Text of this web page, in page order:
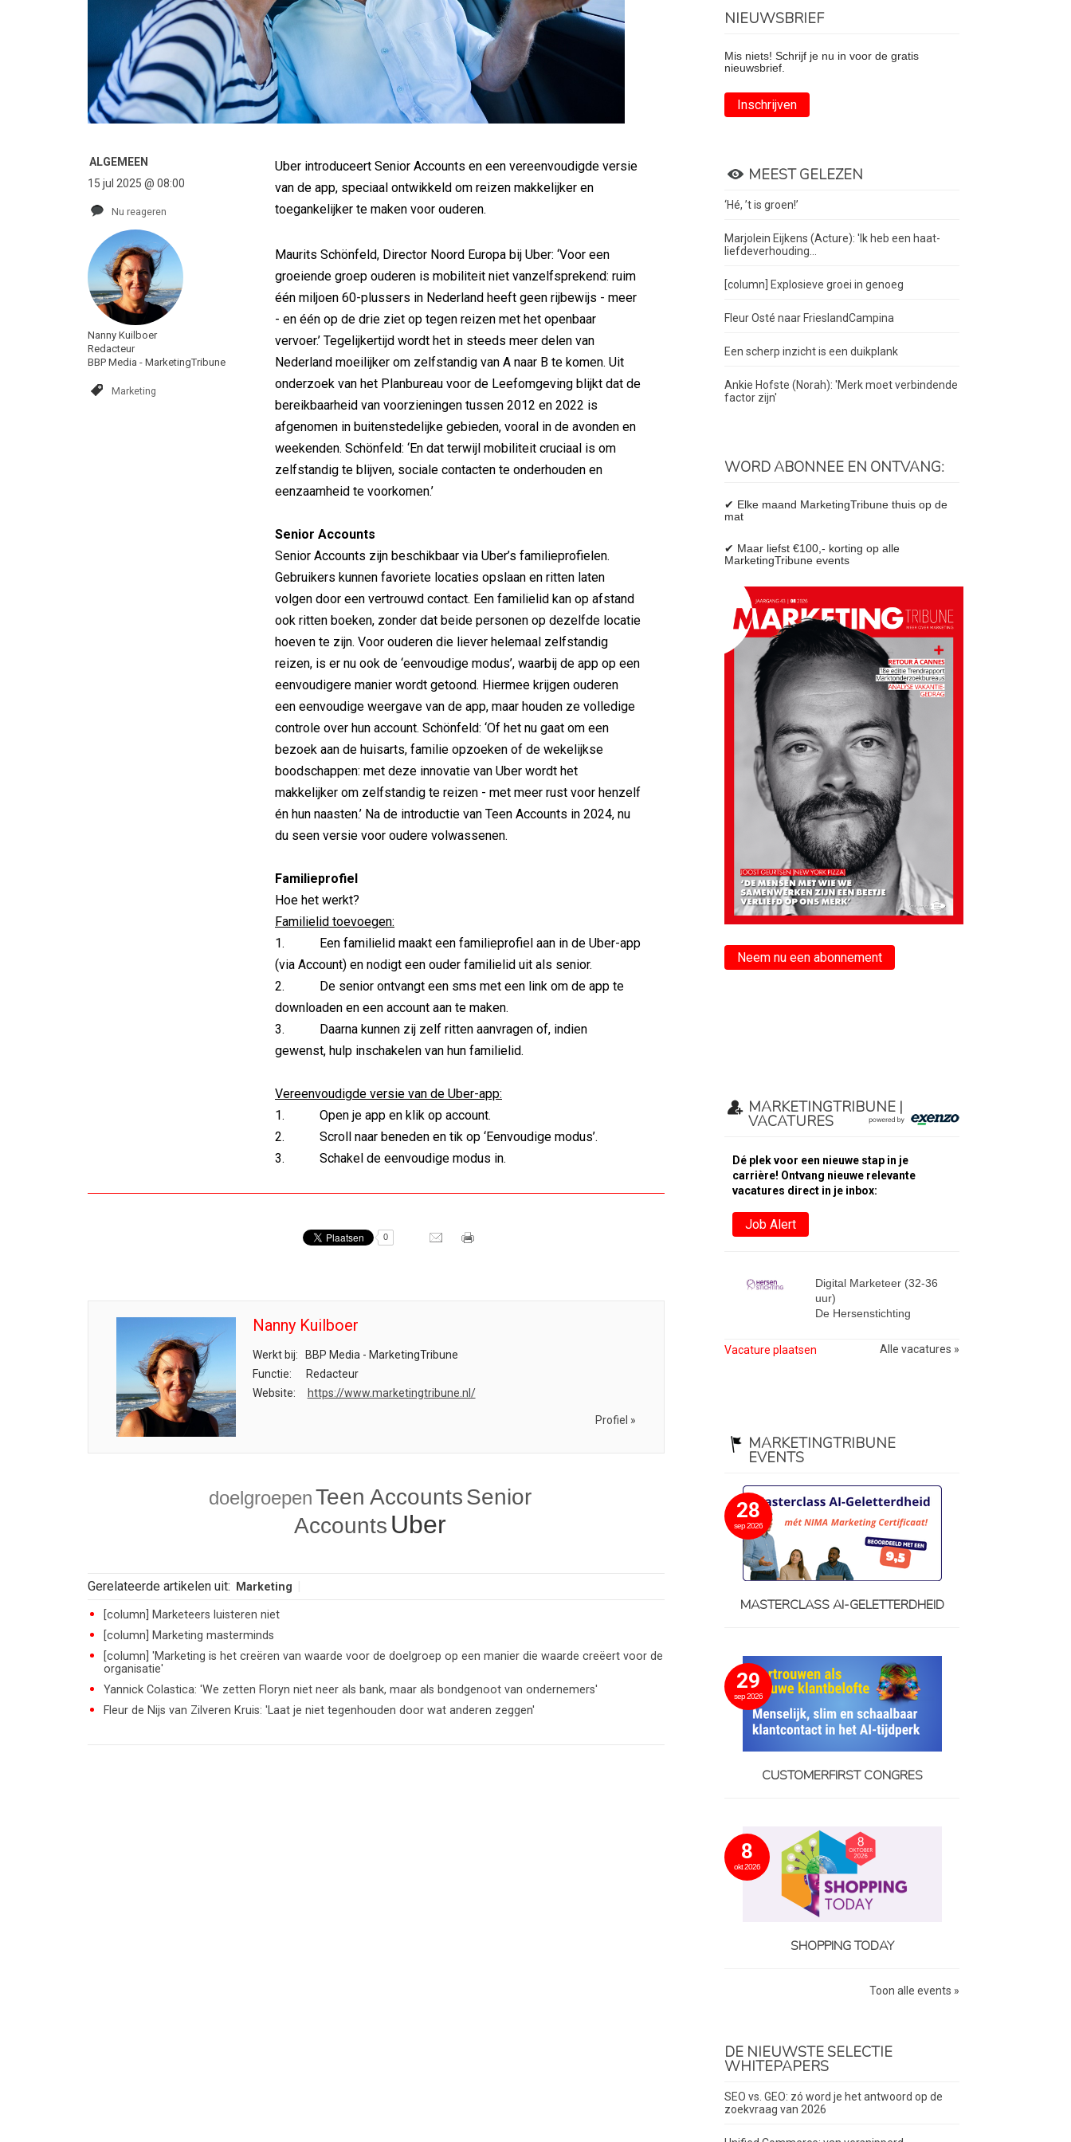
ALGEMEEN
15 jul 2025 @ 08:00
Nu reageren
Nanny Kuilboer
Redacteur
BBP Media - MarketingTribune
Marketing
Uber introduceert Senior Accounts en een vereenvoudigde versie
van de app, speciaal ontwikkeld om reizen makkelijker en
toegankelijker te maken voor ouderen.
Maurits Schönfeld, Director Noord Europa bij Uber: ‘Voor een
groeiende groep ouderen is mobiliteit niet vanzelfsprekend: ruim
één miljoen 60-plussers in Nederland heeft geen rijbewijs - meer
- en één op de drie ziet op tegen reizen met het openbaar
vervoer.’ Tegelijkertijd wordt het in steeds meer delen van
Nederland moeilijker om zelfstandig van A naar B te komen. Uit
onderzoek van het Planbureau voor de Leefomgeving blijkt dat de
bereikbaarheid van voorzieningen tussen 2012 en 2022 is
afgenomen in buitenstedelijke gebieden, vooral in de avonden en
weekenden. Schönfeld: ‘En dat terwijl mobiliteit cruciaal is om
zelfstandig te blijven, sociale contacten te onderhouden en
eenzaamheid te voorkomen.’
Senior Accounts
Senior Accounts zijn beschikbaar via Uber’s familieprofielen.
Gebruikers kunnen favoriete locaties opslaan en ritten laten
volgen door een vertrouwd contact. Een familielid kan op afstand
ook ritten boeken, zonder dat beide personen op dezelfde locatie
hoeven te zijn. Voor ouderen die liever helemaal zelfstandig
reizen, is er nu ook de ‘eenvoudige modus’, waarbij de app op een
eenvoudigere manier wordt getoond. Hiermee krijgen ouderen
een eenvoudige weergave van de app, maar houden ze volledige
controle over hun account. Schönfeld: ‘Of het nu gaat om een
bezoek aan de huisarts, familie opzoeken of de wekelijkse
boodschappen: met deze innovatie van Uber wordt het
makkelijker om zelfstandig te reizen - met meer rust voor henzelf
én hun naasten.’ Na de introductie van Teen Accounts in 2024, nu
du seen versie voor oudere volwassenen.
Familieprofiel
Hoe het werkt?
Familielid toevoegen:
1. Een familielid maakt een familieprofiel aan in de Uber-app
(via Account) en nodigt een ouder familielid uit als senior.
2. De senior ontvangt een sms met een link om de app te
downloaden en een account aan te maken.
3. Daarna kunnen zij zelf ritten aanvragen of, indien
gewenst, hulp inschakelen van hun familielid.
Vereenvoudigde versie van de Uber-app:
1. Open je app en klik op account.
2. Scroll naar beneden en tik op ‘Eenvoudige modus’.
3. Schakel de eenvoudige modus in.
0
Nanny Kuilboer
Werkt bij:
BBP Media - MarketingTribune
Functie:
Redacteur
Website:
https://www.marketingtribune.nl/
Profiel »
doelgroepenTeen AccountsSenior
Accounts Uber
Gerelateerde artikelen uit: Marketing
[column] Marketeers luisteren niet
[column] Marketing masterminds
[column] 'Marketing is het creëren van waarde voor de doelgroep op een manier die waarde creëert voor de
organisatie'
Yannick Colastica: 'We zetten Floryn niet neer als bank, maar als bondgenoot van ondernemers'
Fleur de Nijs van Zilveren Kruis: 'Laat je niet tegenhouden door wat anderen zeggen'
NIEUWSBRIEF
Mis niets! Schrijf je nu in voor de gratis
nieuwsbrief.
Inschrijven
MEEST GELEZEN
‘Hé, ’t is groen!’
Marjolein Eijkens (Acture): 'Ik heb een haat-
liefdeverhouding...
[column] Explosieve groei in genoeg
Fleur Osté naar FrieslandCampina
Een scherp inzicht is een duikplank
Ankie Hofste (Norah): 'Merk moet verbindende
factor zijn'
WORD ABONNEE EN ONTVANG:
✔ Elke maand MarketingTribune thuis op de
mat
✔ Maar liefst €100,- korting op alle
MarketingTribune events
Neem nu een abonnement
MARKETINGTRIBUNE |
VACATURES
Dé plek voor een nieuwe stap in je
carrière! Ontvang nieuwe relevante
vacatures direct in je inbox:
Job Alert
Digital Marketeer (32-36
uur)
De Hersenstichting
Vacature plaatsen Alle vacatures »
MARKETINGTRIBUNE
EVENTS
28
sep 2026
MASTERCLASS AI-GELETTERDHEID
29
sep 2026
CUSTOMERFIRST CONGRES
8
okt 2026
SHOPPING TODAY
Toon alle events »
DE NIEUWSTE SELECTIE
WHITEPAPERS
SEO vs. GEO: zó word je het antwoord op de
zoekvraag van 2026